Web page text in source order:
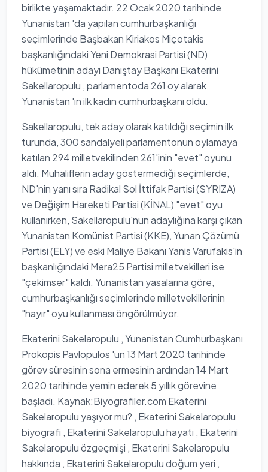
birlikte yaşamaktadır. 22 Ocak 2020 tarihinde
Yunanistan 'da yapılan cumhurbaşkanlığı
seçimlerinde Başbakan Kiriakos Miçotakis
başkanlığındaki Yeni Demokrasi Partisi (ND)
hükümetinin adayı Danıştay Başkanı Ekaterini
Sakellaropulu , parlamentoda 261 oy alarak
Yunanistan 'ın ilk kadın cumhurbaşkanı oldu.
Sakellaropulu, tek aday olarak katıldığı seçimin ilk
turunda, 300 sandalyeli parlamentonun oylamaya
katılan 294 milletvekilinden 261'inin "evet" oyunu
aldı. Muhaliflerin aday göstermediği seçimlerde,
ND'nin yanı sıra Radikal Sol İttifak Partisi (SYRIZA)
ve Değişim Hareketi Partisi (KİNAL) "evet" oyu
kullanırken, Sakellaropulu'nun adaylığına karşı çıkan
Yunanistan Komünist Partisi (KKE), Yunan Çözümü
Partisi (ELY) ve eski Maliye Bakanı Yanis Varufakis'in
başkanlığındaki Mera25 Partisi milletvekilleri ise
"çekimser" kaldı. Yunanistan yasalarına göre,
cumhurbaşkanlığı seçimlerinde milletvekillerinin
"hayır" oyu kullanması öngörülmüyor.
Ekaterini Sakelaropulu , Yunanistan Cumhurbaşkanı
Prokopis Pavlopulos 'un 13 Mart 2020 tarihinde
görev süresinin sona ermesinin ardından 14 Mart
2020 tarihinde yemin ederek 5 yıllık görevine
başladı. Kaynak:Biyografiler.com Ekaterini
Sakelaropulu yaşıyor mu? , Ekaterini Sakelaropulu
biyografi , Ekaterini Sakelaropulu hayatı , Ekaterini
Sakelaropulu özgeçmişi , Ekaterini Sakelaropulu
hakkında , Ekaterini Sakelaropulu doğum yeri ,